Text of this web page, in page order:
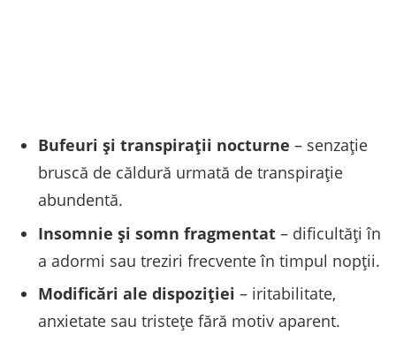
Bufeuri și transpirații nocturne – senzație
bruscă de căldură urmată de transpirație
abundentă.
Insomnie și somn fragmentat – dificultăți în
a adormi sau treziri frecvente în timpul nopții.
Modificări ale dispoziției – iritabilitate,
anxietate sau tristețe fără motiv aparent.